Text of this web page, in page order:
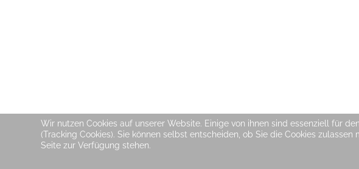
Wir nutzen Cookies auf unserer Website. Einige von ihnen sind essenziell für
(Tracking Cookies). Sie können selbst entscheiden, ob Sie die Cookies
Seite zur Verfügung stehen.